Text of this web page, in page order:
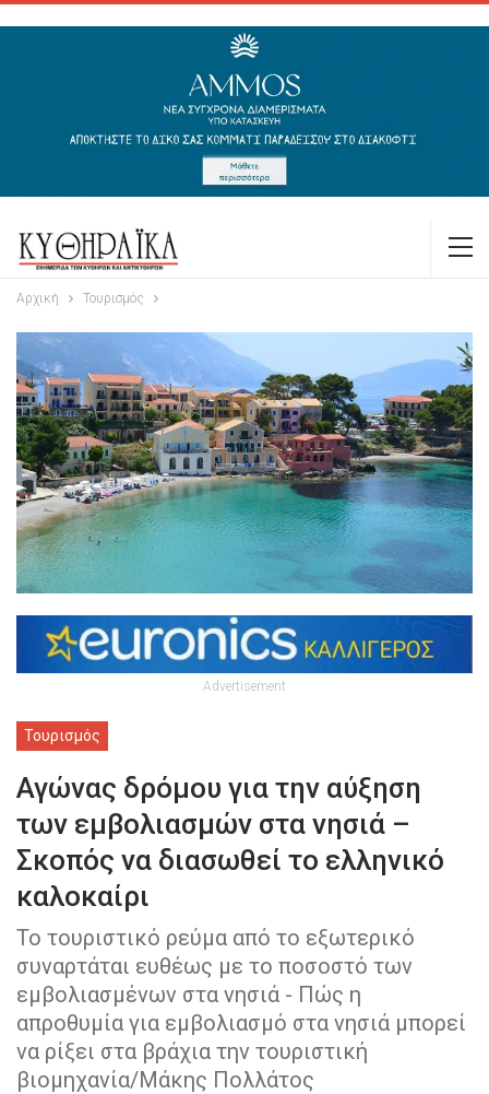
Αρχική Τουρισμός
Advertisement
Τουρισμός
Αγώνας δρόμου για την αύξηση
των εμβολιασμών στα νησιά –
Σκοπός να διασωθεί το ελληνικό
καλοκαίρι
Το τουριστικό ρεύμα από το εξωτερικό
συναρτάται ευθέως με το ποσοστό των
εμβολιασμένων στα νησιά - Πώς η
απροθυμία για εμβολιασμό στα νησιά μπορεί
να ρίξει στα βράχια την τουριστική
βιομηχανία/Μάκης Πολλάτος